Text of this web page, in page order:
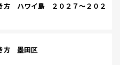
方 ハワイ島 ２０２７～２０２
方 墨田区